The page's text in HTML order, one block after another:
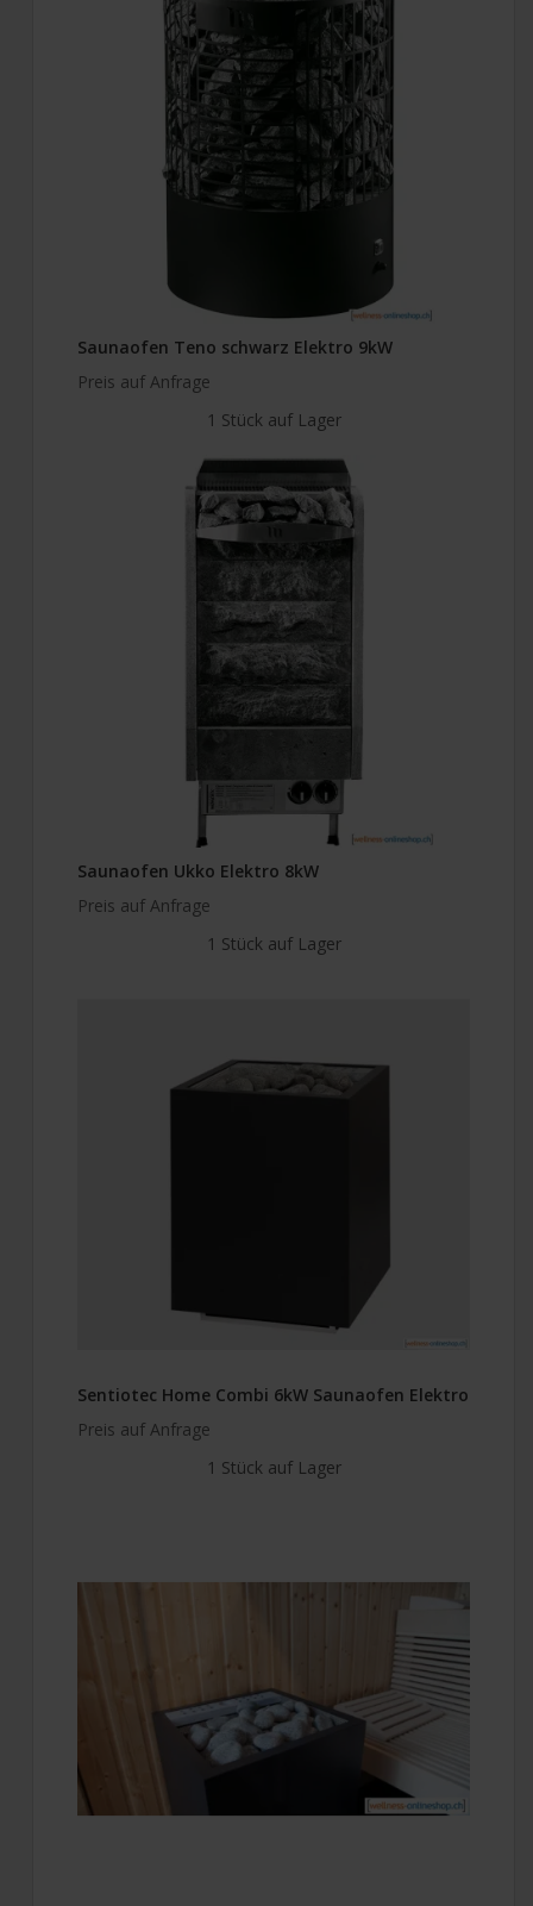
Saunaofen Teno schwarz Elektro 9kW
Preis auf Anfrage
1 Stück auf Lager
Saunaofen Ukko Elektro 8kW
Preis auf Anfrage
1 Stück auf Lager
Sentiotec Home Combi 6kW Saunaofen Elektro
Preis auf Anfrage
1 Stück auf Lager